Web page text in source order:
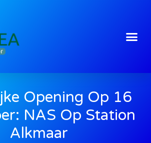
Opening Op 16
NAS Op Station
Alkmaar